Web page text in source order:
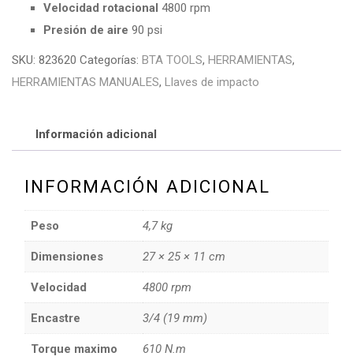
Velocidad rotacional 4800 rpm
Presión de aire 90 psi
SKU: 823620 Categorías: BTA TOOLS, HERRAMIENTAS,
HERRAMIENTAS MANUALES, Llaves de impacto
Información adicional
INFORMACIÓN ADICIONAL
Peso 4,7 kg
Dimensiones 27 × 25 × 11 cm
Velocidad 4800 rpm
Encastre 3/4 (19 mm)
Torque maximo 610 N.m